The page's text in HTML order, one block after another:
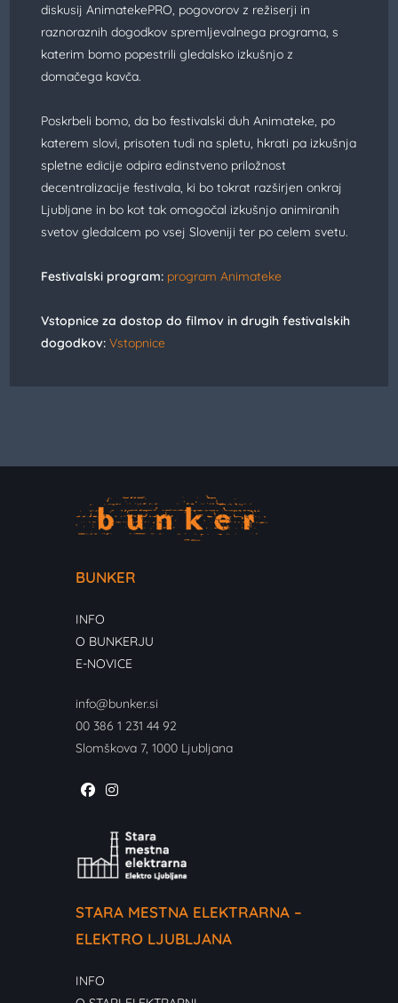
diskusij AnimatekePRO, pogovorov z režiserji in
raznoraznih dogodkov spremljevalnega programa, s
katerim bomo popestrili gledalsko izkušnjo z
domačega kavča.
Poskrbeli bomo, da bo festivalski duh Animateke, po
katerem slovi, prisoten tudi na spletu, hkrati pa izkušnja
spletne edicije odpira edinstveno priložnost
decentralizacije festivala, ki bo tokrat razširjen onkraj
Ljubljane in bo kot tak omogočal izkušnjo animiranih
svetov gledalcem po vsej Sloveniji ter po celem svetu.
Festivalski program: program Animateke
Vstopnice za dostop do filmov in drugih festivalskih
dogodkov:Vstopnice
BUNKER
INFO
O BUNKERJU
E-NOVICE
info@bunker.si
00 386 1 231 44 92
Slomškova 7, 1000 Ljubljana
STARA MESTNA ELEKTRARNA –
ELEKTRO LJUBLJANA
INFO